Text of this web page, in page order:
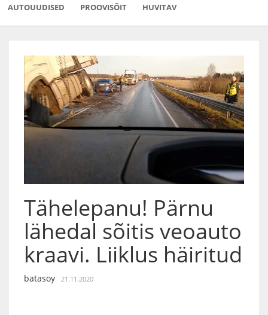
AUTOUUDISED PROOVISÕIT HUVITAV
Tähelepanu! Pärnu
lähedal sõitis veoauto
kraavi. Liiklus häiritud
batasoy 21.11.2020